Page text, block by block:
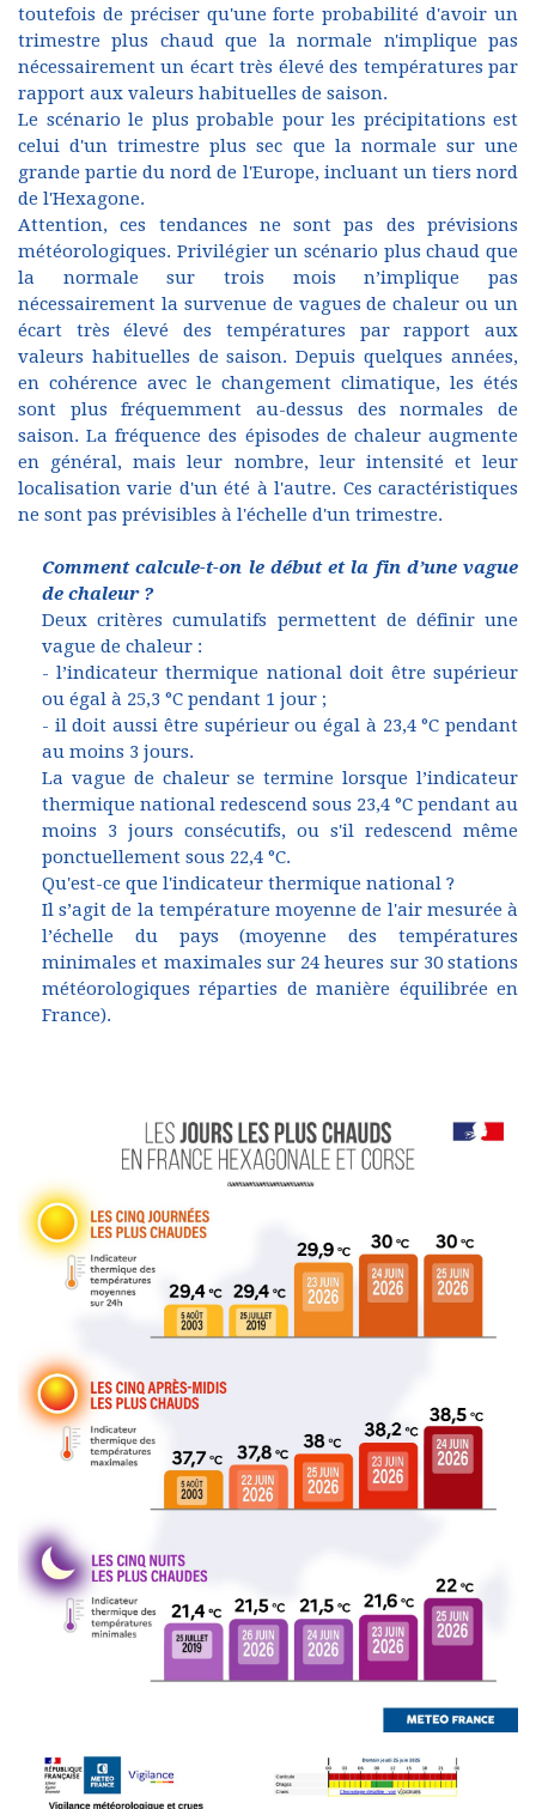
toutefois de préciser qu'une forte probabilité d'avoir un
trimestre plus chaud que la normale n'implique pas
nécessairement un écart très élevé des températures par
rapport aux valeurs habituelles de saison.
Le scénario le plus probable pour les précipitations est
celui d'un trimestre plus sec que la normale sur une
grande partie du nord de l'Europe, incluant un tiers nord
de l'Hexagone.
Attention, ces tendances ne sont pas des prévisions
météorologiques. Privilégier un scénario plus chaud que
la normale sur trois mois n’implique pas
nécessairement la survenue de vagues de chaleur ou un
écart très élevé des températures par rapport aux
valeurs habituelles de saison. Depuis quelques années,
en cohérence avec le changement climatique, les étés
sont plus fréquemment au-dessus des normales de
saison. La fréquence des épisodes de chaleur augmente
en général, mais leur nombre, leur intensité et leur
localisation varie d'un été à l'autre. Ces caractéristiques
ne sont pas prévisibles à l'échelle d'un trimestre.
Comment calcule-t-on le début et la fin d’une vague
de chaleur ?
Deux critères cumulatifs permettent de définir une
vague de chaleur :
- l’indicateur thermique national doit être supérieur
ou égal à 25,3 °C pendant 1 jour ;
- il doit aussi être supérieur ou égal à 23,4 °C pendant
au moins 3 jours.
La vague de chaleur se termine lorsque l’indicateur
thermique national redescend sous 23,4 °C pendant au
moins 3 jours consécutifs, ou s'il redescend même
ponctuellement sous 22,4 °C.
Qu'est-ce que l'indicateur thermique national ?
Il s’agit de la température moyenne de l'air mesurée à
l’échelle du pays (moyenne des températures
minimales et maximales sur 24 heures sur 30 stations
météorologiques réparties de manière équilibrée en
France).